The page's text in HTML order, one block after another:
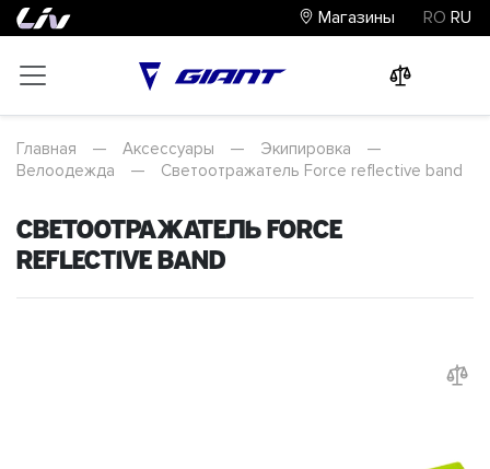
Магазины RO RU
Главная — Аксессуары — Экипировка
—
Велоодежда
— Светоотражатель Force reflective band
Светоотражатель Force
reflective band